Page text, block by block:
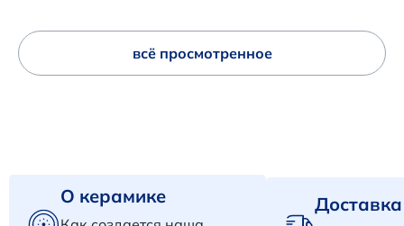
всё просмотренное
О керамике